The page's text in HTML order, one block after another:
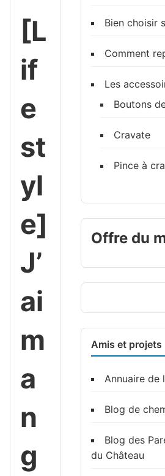
[L
if
e
st
yl
e]
J’
ai
m
a
n
g
Bien choisir
Comment
Les
Boutons
Cravate
Pince à
Offre du
Amis et projets
Annuaire de
Blog de
Blog des
du Château